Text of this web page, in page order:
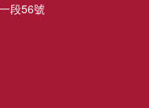
段56號